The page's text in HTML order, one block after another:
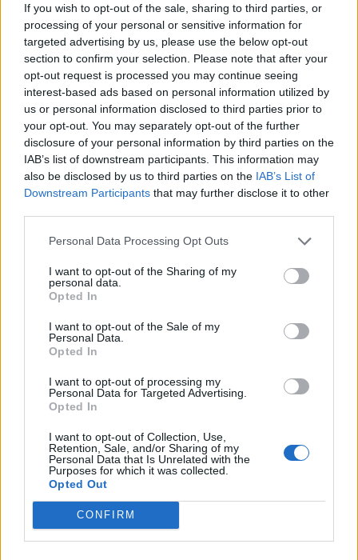
If you wish to opt-out of the sale, sharing to third parties, or
processing of your personal or sensitive information for
targeted advertising by us, please use the below opt-out
section to confirm your selection. Please note that after your
opt-out request is processed you may continue seeing
interest-based ads based on personal information utilized by
us or personal information disclosed to third parties prior to
your opt-out. You may separately opt-out of the further
disclosure of your personal information by third parties on the
IAB’s list of downstream participants. This information may
also be disclosed by us to third parties on the IAB’s List of
Downstream Participants that may further disclose it to other
Personal Data Processing Opt Outs
I want to opt-out of the Sharing of my
personal data.
Opted In
I want to opt-out of the Sale of my
Personal Data.
Opted In
I want to opt-out of processing my
Personal Data for Targeted Advertising.
Opted In
I want to opt-out of Collection, Use,
Retention, Sale, and/or Sharing of my
Personal Data that Is Unrelated with the
Purposes for which it was collected.
Opted Out
CONFIRM
2023. január 26., csütörtök